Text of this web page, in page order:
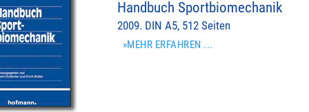
Handbuch Sportbiomechanik
2009. DIN A5, 512 Seiten
»MEHR ERFAHREN ...